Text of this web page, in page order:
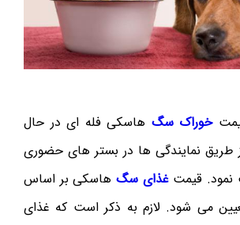
خوراک سگ هاسکی فله ای در حال
طریق نمایندگی ها در بستر های حضوری
نمود. قیمتغذای سگ هاسکی بر اساس
می شود. لازم به ذکر است که غذای